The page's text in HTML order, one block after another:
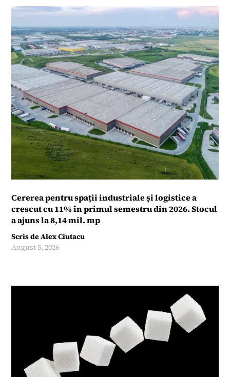
Cererea pentru spații industriale și logistice a
crescut cu 11% în primul semestru din 2026. Stocul
a ajuns la 8,14 mil. mp
Scris deAlex Ciutacu
August 5, 2026